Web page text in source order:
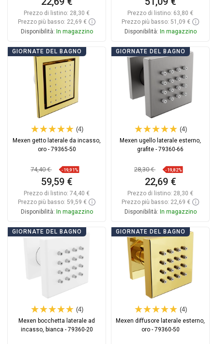
Prezzo di listino: 28,30 €
Prezzo più basso: 22,69 €
Disponibilità: In magazzino
Aggiungi al carrello
favorite_border Preferito
Confrontare
Prezzo di listino: 63,80 €
Prezzo più basso: 51,09 €
Disponibilità: In magazzino
Aggiungi al carrello
favorite_border Preferito
Confrontare
GIORNATE DEL BAGNO
(4)
Mexen getto laterale da incasso,
oro - 79365-50
74,40 € -19,91%
59,59 €
Prezzo di listino: 74,40 €
Prezzo più basso: 59,59 €
Disponibilità: In magazzino
Aggiungi al carrello
Preferito
Confrontare
GIORNATE DEL BAGNO
(4)
Mexen ugello laterale esterno,
grafite - 79360-66
28,30 € -19,82%
22,69 €
Prezzo di listino: 28,30 €
Prezzo più basso: 22,69 €
Disponibilità: In magazzino
Aggiungi al carrello
favorite_border Preferito
Confrontare
GIORNATE DEL BAGNO
(4)
Mexen bocchetta laterale ad
incasso, bianca - 79360-20
GIORNATE DEL BAGNO
(4)
Mexen diffusore laterale esterno,
oro - 79360-50